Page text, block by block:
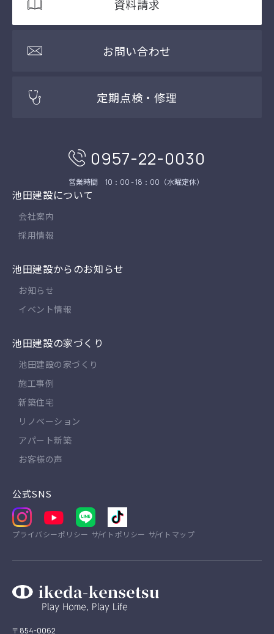
資料請求
お問い合わせ
定期点検・修理
0957-22-0030
営業時間 10：00 - 18：00 （水曜定休）
池田建設について
会社案内
採用情報
池田建設からのお知らせ
お知らせ
イベント情報
池田建設の家づくり
池田建設の家づくり
施工事例
新築住宅
リノベーション
アパート新築
お客様の声
公式SNS
プライバシーポリシー サイトポリシー サイトマップ
〒854-0062